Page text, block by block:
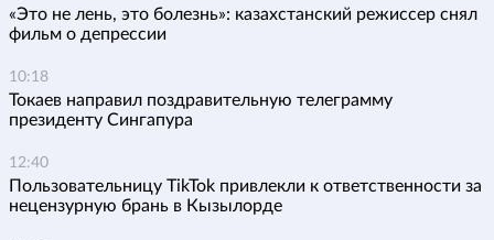
«Это не лень, это болезнь»: казахстанский режиссер снял
фильм о депрессии
10:18
Токаев направил поздравительную телеграмму
президенту Сингапура
12:40
Пользовательницу TikTok привлекли к ответственности за
нецензурную брань в Кызылорде